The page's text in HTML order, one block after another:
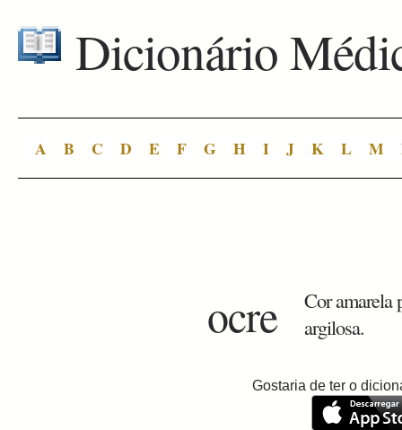
Dicionário
A B C D E F G H I J K L M
ocre
Cor amarela
argilosa.
Gostaria de ter o